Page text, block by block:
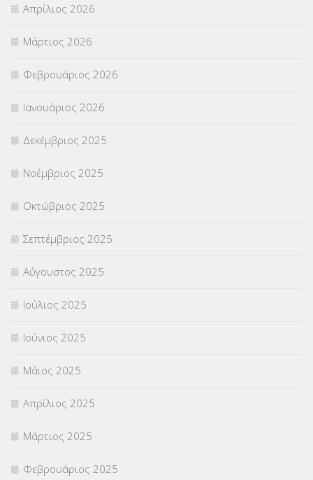
ΣΕΠ(50)
ΣΤΕΛΕΧΗ (360)
ΣΥΜΒΟΥΛΕΥΤΙΚΟΣ ΣΤΑΘΜΟΣ ΝΕΩΝ
ΣΥΝΤΑΞΕΙΣ(12)
ΣΧΟΛΙΚΟΙ ΣΥΜΒΟΥΛΟΙ
ΥΠΕΡΑΡΙΘΜΟΙ(1)
ΥΠΟΤΡΟΦΙΕΣ(28)
ΦΥΣΙΚΗ ΑΓΩΓΗ(692)
Χωρίς κατηγορία
Απρίλιος 2026
Μάρτιος 2026
Φεβρουάριος 2026
Ιανουάριος 2026
Δεκέμβριος 2025
Νοέμβριος 2025
Οκτώβριος 2025
Σεπτέμβριος 2025
Αύγουστος 2025
Ιούλιος 2025
Ιούνιος 2025
Μάιος 2025
Απρίλιος 2025
Μάρτιος 2025
Φεβρουάριος 2025